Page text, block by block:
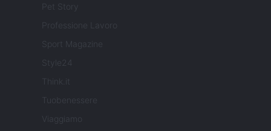
Pet Story
Professione Lavoro
Sport Magazine
Style24
Think.it
Tuobenessere
Viaggiamo